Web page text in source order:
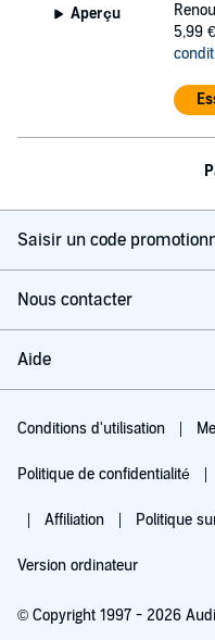
Aperçu
5,99
Saisir un code
Nous contacter
Aide
Conditions d'utilisation
Politique de confidentialité
Affiliation Politique
Version ordinateur
© Copyright 1997 - 2026